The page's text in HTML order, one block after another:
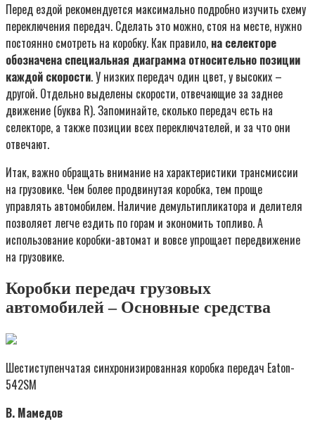
Перед ездой рекомендуется максимально подробно изучить схему
переключения передач. Сделать это можно, стоя на месте, нужно
постоянно смотреть на коробку. Как правило, на селекторе
обозначена специальная диаграмма относительно позиции
каждой скорости. У низких передач один цвет, у высоких –
другой. Отдельно выделены скорости, отвечающие за заднее
движение (буква R). Запоминайте, сколько передач есть на
селекторе, а также позиции всех переключателей, и за что они
отвечают.
Итак, важно обращать внимание на характеристики трансмиссии
на грузовике. Чем более продвинутая коробка, тем проще
управлять автомобилем. Наличие демультипликатора и делителя
позволяет легче ездить по горам и экономить топливо. А
использование коробки-автомат и вовсе упрощает передвижение
на грузовике.
Коробки передач грузовых
автомобилей – Основные средства
Шестиступенчатая синхронизированная коробка передач Eaton-
542SM
В. Мамедов